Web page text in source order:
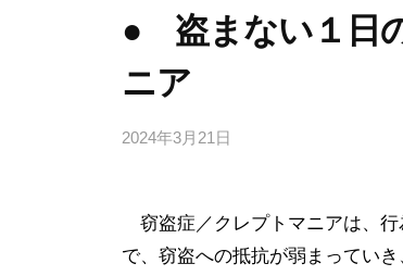
● 盗まない１日
ニア
2024年3月21日
d
d
窃盗症／クレプトマニアは、行
で、窃盗への抵抗が弱まってい